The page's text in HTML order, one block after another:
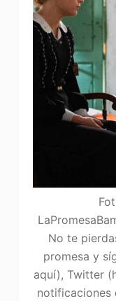
No te
promesa y
aquí), Twitter
notificaciones